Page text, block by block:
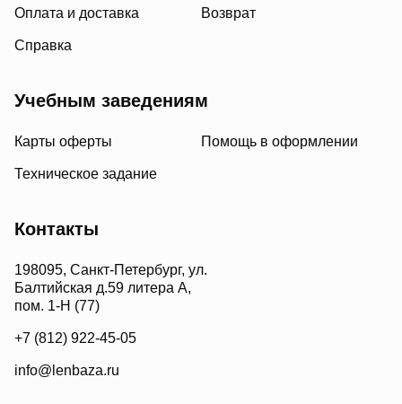
Оплата и доставка Возврат
Справка
Учебным заведениям
Карты оферты Помощь в оформлении
Техническое задание
Контакты
198095, Санкт-Петербург, ул.
Балтийская д.59 литера А,
пом. 1-Н (77)
+7 (812) 922-45-05
info@lenbaza.ru